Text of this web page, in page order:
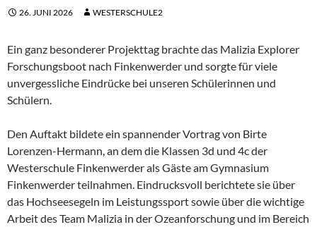
26. JUNI 2026 WESTERSCHULE2
Ein ganz besonderer Projekttag brachte das Malizia Explorer
Forschungsboot nach Finkenwerder und sorgte für viele
unvergessliche Eindrücke bei unseren Schülerinnen und
Schülern.
Den Auftakt bildete ein spannender Vortrag von Birte
Lorenzen-Hermann, an dem die Klassen 3d und 4c der
Westerschule Finkenwerder als Gäste am Gymnasium
Finkenwerder teilnahmen. Eindrucksvoll berichtete sie über
das Hochseesegeln im Leistungssport sowie über die wichtige
Arbeit des Team Malizia in der Ozeanforschung und im Bereich